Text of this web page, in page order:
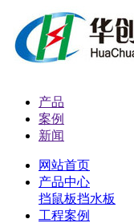
产品
案例
新闻
网站首页
产品中心
挡鼠板挡水板
工程案例